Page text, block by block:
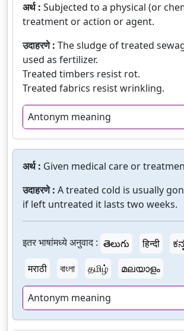
अर्थ : Subjected to a physical (or
treatment or action or agent.
उदाहरणे : The sludge of treated
used as fertilizer.
Treated timbers resist rot.
Treated fabrics resist wrinkling.
Antonym meaning
अर्थ : Given medical care or
उदाहरणे : A treated cold is usually
if left untreated it lasts two weeks.
इतर भाषांमध्ये अनुवाद : తెలుగు हिन्दी
मराठी
বাংলা தமிழ் മലയാളം
Antonym meaning